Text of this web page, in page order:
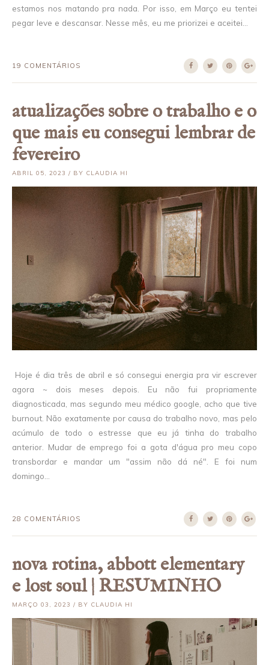
estamos nos matando pra nada. Por isso, em Março eu tentei
pegar leve e descansar. Nesse mês, eu me priorizei e aceitei...
19 COMENTÁRIOS
atualizações sobre o trabalho e o
que mais eu consegui lembrar de
fevereiro
ABRIL 05, 2023 / BY CLAUDIA HI
Hoje é dia três de abril e só consegui energia pra vir escrever
agora ~ dois meses depois. Eu não fui propriamente
diagnosticada, mas segundo meu médico google, acho que tive
burnout. Não exatamente por causa do trabalho novo, mas pelo
acúmulo de todo o estresse que eu já tinha do trabalho
anterior. Mudar de emprego foi a gota d'água pro meu copo
transbordar e mandar um "assim não dá né". E foi num
domingo...
28 COMENTÁRIOS
nova rotina, abbott elementary
e lost soul | RESUMINHO
MARÇO 03, 2023 / BY CLAUDIA HI